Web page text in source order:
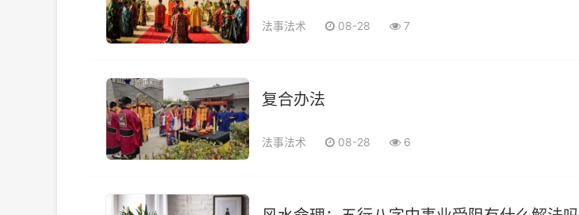
法事法术 08-28 7
复合办法
法事法术 08-28 6